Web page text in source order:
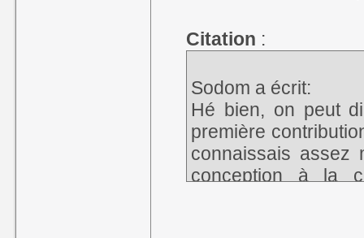
Citation :
Sodom a écrit:
Hé bien, on peut
première
connaissais assez
conception à la